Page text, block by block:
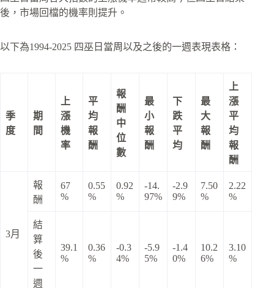
後，市場回檔的機率則提升。
以下為1994-2025 四巫日當周以及之後的一週表現表格：
季
度
期
間
上
漲
機
率
平
均
報
酬
報
酬
中
位
數
最
小
報
酬
下
跌
平
均
最
大
報
酬
上
漲
平
均
報
酬
3月
報
酬
67
%
0.55
%
0.92
%
-14.
97%
-2.9
9%
7.50
%
2.22
%
結
算
後
一
週
39.1
%
0.36
%
-0.3
4%
-5.9
5%
-1.4
0%
10.2
6%
3.10
%